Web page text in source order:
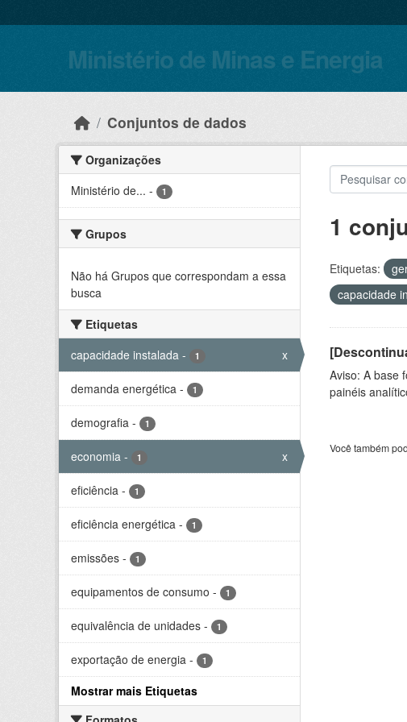
Ministério de Minas e Energia
Conjuntos de dados
Organizações
Ministério de... - 1
Grupos
Não há Grupos que correspondam a essa
busca
Etiquetas
capacidade instalada - 1 x
demanda energética - 1
demografia - 1
economia - 1 x
eficiência - 1
eficiência energética - 1
emissões - 1
equipamentos de consumo - 1
equivalência de unidades - 1
exportação de energia - 1
Mostrar mais Etiquetas
1
Etiquetas:
capacidade
Aviso: A base
painéis
Você também